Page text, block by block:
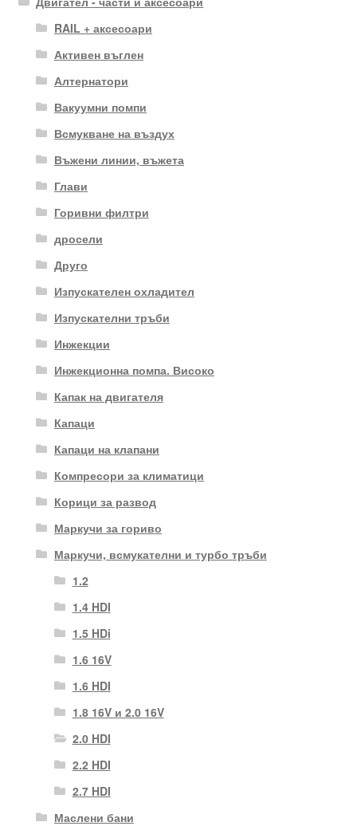
RAIL + аксесоари
Активен въглен
Алтернатори
Вакуумни помпи
Всмукване на въздух
Въжени линии, въжета
Глави
Горивни филтри
дросели
Друго
Изпускателен охладител
Изпускателни тръби
Инжекции
Инжекционна помпа. Високо
Капак на двигателя
Капаци
Капаци на клапани
Компресори за климатици
Корици за развод
Маркучи за гориво
Маркучи, всмукателни и турбо тръби
1.2
1.4 HDI
1.5 HDi
1.6 16V
1.6 HDI
1.8 16V и 2.0 16V
2.0 HDI
2.2 HDI
2.7 HDI
Маслени бани